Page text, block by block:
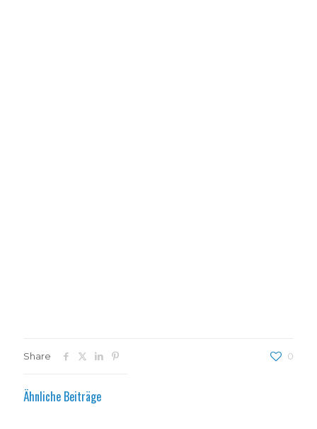
Share 0
Ähnliche Beiträge